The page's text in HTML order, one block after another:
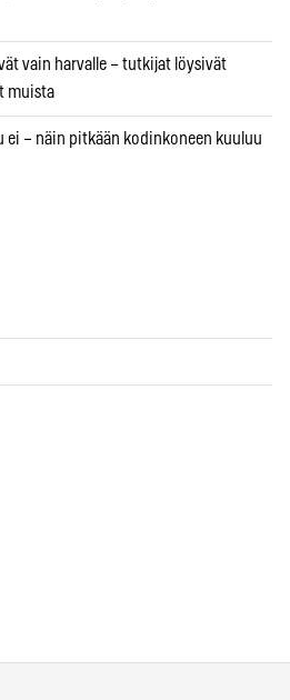
vain harvalle – tutkijat löysivät
muista
ei – näin pitkään kodinkoneen kuuluu